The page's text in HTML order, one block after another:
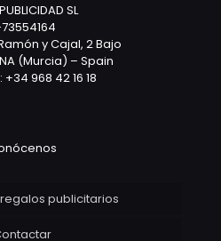
SL
y Cajal, 2 Bajo
(Murcia) – Spain
968 42 16 18
publicitarios